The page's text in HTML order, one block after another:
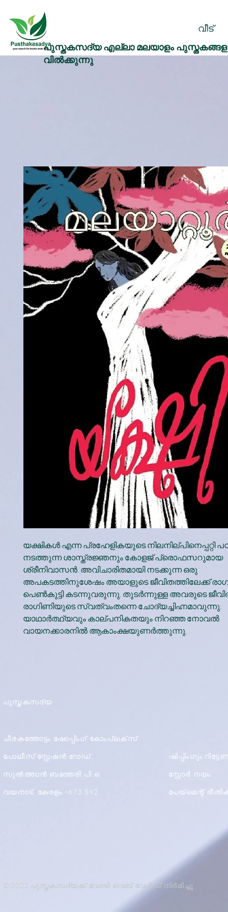
വീട്
പുസ്തകസദ്യ എല്ലാ മലയാളം
വിൽക്കുന്നു
യക്ഷികള്‍ എന്ന പ്രഹേളികയുടെ നിലനില്പിനെപ്പറ്റി
നടത്തുന്ന ശാസ്ത്രജ്ഞനും കോളജ് പ്രൊഫസറുമായ
ശ്രീനിവാസന്‍. അവിചാരിതമായി നടക്കുന്ന ഒരു
അപകടത്തിനുശേഷം അയാളുടെ ജീവിതത്തിലേക്ക്
പെണ്‍കുട്ടി കടന്നുവരുന്നു. തുടര്‍ന്നുള്ള അവരുടെ
രാഗിണിയുടെ സ്വത്വംതന്നെ ചോദ്യച്ചിഹ്നമാവുന്നു.
യാഥാര്‍ത്ഥ്യവും കാല്പനികതയും നിറഞ്ഞ നോവല്‍
വായനക്കാരനില്‍ ആകാംക്ഷയുണര്‍ത്തുന്നു.
പുസ്തകസദ്യ
ചീരകത്തോട്ടം ഷോപ്പിംഗ് കോംപ്ലക്സ്
പോലീസ് സ്റ്റേഷൻ റോഡ്,
സുൽത്താൻ ബത്തേരി.പി.ഒ
വയനാട്, കേരളം -673 592
ഷിപ്പിംഗും
സ്റ്റോർ നയം
പേയ്മെന്റ്
© 2022 പുസ്തകസദ്യക്ക് വേണ്ടി വെബ് വേൾഡ് നിർമിച്ചു